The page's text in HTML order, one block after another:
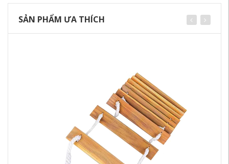
SẢN PHẨM ƯA THÍCH